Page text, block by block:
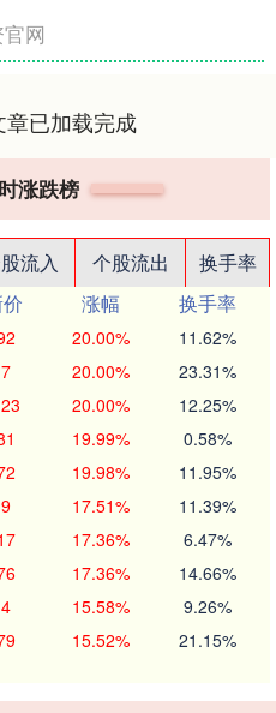
网
已加载完成
涨跌榜
流入 个股流出
换手率
涨幅
换手率
20.00% 11.62%
20.00% 23.31%
20.00% 12.25%
19.99% 0.58%
19.98% 11.95%
17.51% 11.39%
17.36% 6.47%
17.36% 14.66%
15.58% 9.26%
15.52% 21.15%